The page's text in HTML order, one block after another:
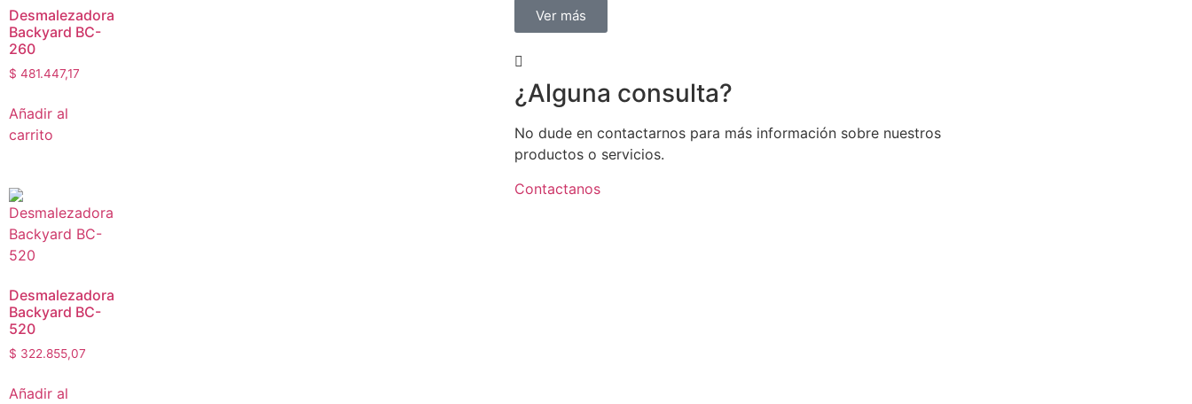
Desmalezadora
Backyard BC-
260
$ 481.447,17
Añadir al
carrito
Desmalezadora
Backyard BC-
520
$ 322.855,07
Añadir al
Ver más
¿Alguna consulta?
No dude en contactarnos para más información sobre nuestros
productos o servicios.
Contactanos